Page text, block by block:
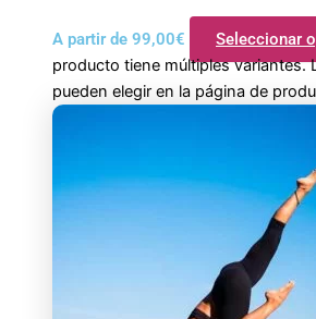
A partir de 99,00€ Seleccionar
producto tiene múltiples variantes.
pueden elegir en la página de